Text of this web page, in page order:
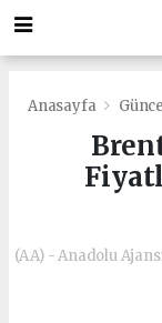
Anasayfa
(AA) - Anadolu